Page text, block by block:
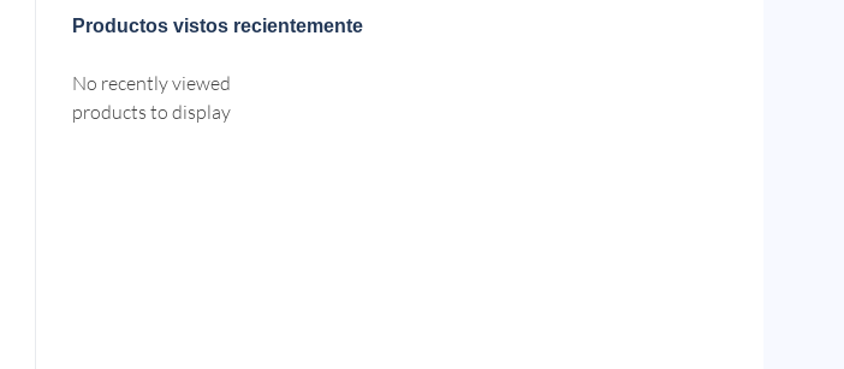
Productos vistos recientemente
No recently viewed
products to display